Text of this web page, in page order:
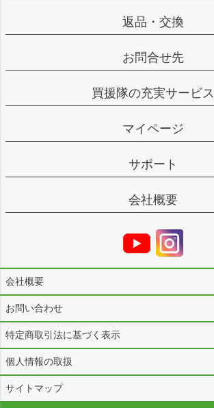
返品・交換
お問合せ先
買援隊の充実サービス
マイページ
サポート
会社概要
会社概要
お問い合わせ
特定商取引法に基づく表示
個人情報の取扱
サイトマップ